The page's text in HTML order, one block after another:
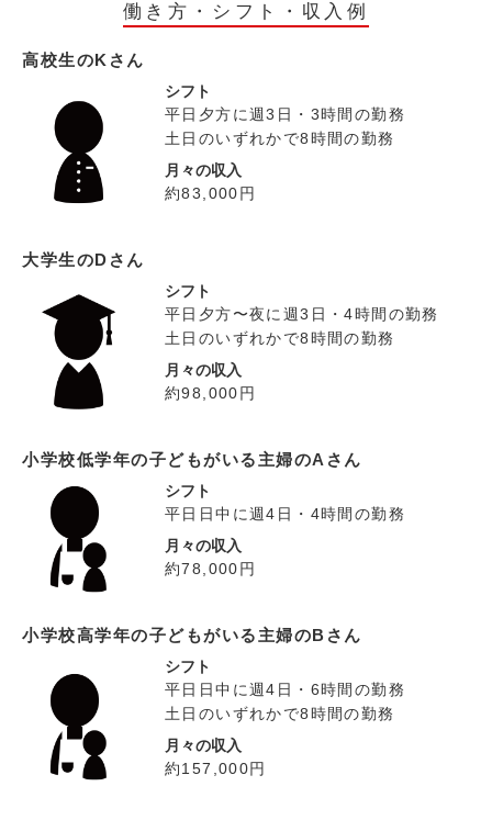
働き方・シフト・収入例
高校生のKさん
シフト
平日夕方に週3日・3時間の勤務
土日のいずれかで8時間の勤務
月々の収入
約83,000円
大学生のDさん
シフト
平日夕方〜夜に週3日・4時間の勤務
土日のいずれかで8時間の勤務
月々の収入
約98,000円
小学校低学年の子どもがいる主婦のAさん
シフト
平日日中に週4日・4時間の勤務
月々の収入
約78,000円
小学校高学年の子どもがいる主婦のBさん
シフト
平日日中に週4日・6時間の勤務
土日のいずれかで8時間の勤務
月々の収入
約157,000円